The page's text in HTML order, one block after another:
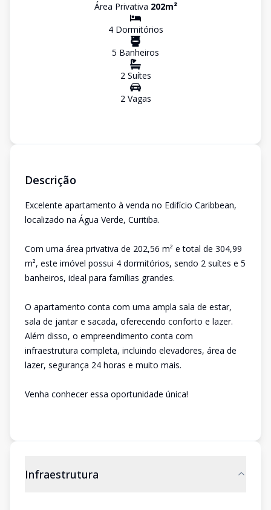
Área Privativa 202m²
4Dormitórios
5 Banheiros
2Suítes
2Vagas
Descrição
Excelente apartamento à venda no Edifício Caribbean,
localizado na Água Verde, Curitiba.
Com uma área privativa de 202,56 m² e total de 304,99
m², este imóvel possui 4 dormitórios, sendo 2 suítes e 5
banheiros, ideal para famílias grandes.
O apartamento conta com uma ampla sala de estar,
sala de jantar e sacada, oferecendo conforto e lazer.
Além disso, o empreendimento conta com
infraestrutura completa, incluindo elevadores, área de
lazer, segurança 24 horas e muito mais.
Venha conhecer essa oportunidade única!
Infraestrutura